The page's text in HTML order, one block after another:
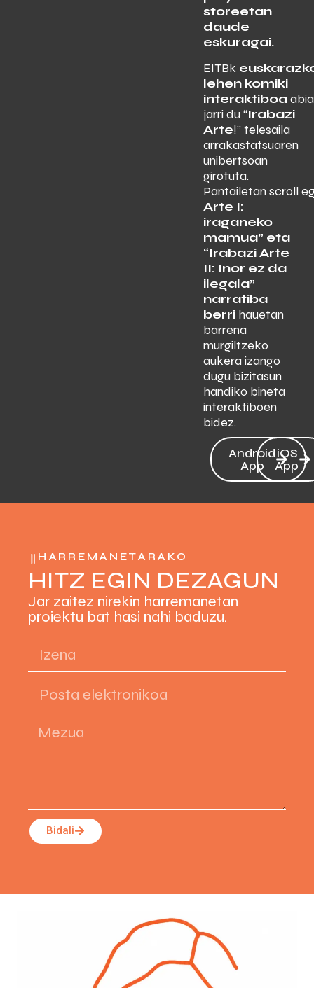
storeetan
daude
eskuragai.
EITBk
lehen komiki
interaktiboa
jarri du “Irabazi
Arte!” telesaila
arrakastatsuaren
unibertsoan
girotuta.
Pantailetan scroll
Arte I:
iraganeko
mamua” eta
“Irabazi Arte
II: Inor ez da
ilegala”
narratiba
berri hauetan
barrena
murgiltzeko
aukera izango
dugu bizitasun
handiko bineta
interaktiboen
bidez.
Android
App
iOS
App
HARREMANETARAKO
HITZ EGIN DEZAGUN
Jar zaitez nirekin harremanetan
proiektu bat hasi nahi baduzu.
Bidali